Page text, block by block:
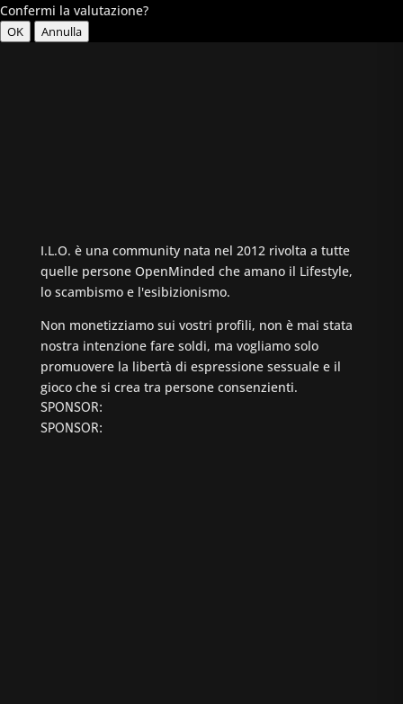
Confermi la valutazione?
OK Annulla
I.L.O. è una community nata nel 2012 rivolta a tutte
quelle persone OpenMinded che amano il Lifestyle,
lo scambismo e l'esibizionismo.
Non monetizziamo sui vostri profili, non è mai stata
nostra intenzione fare soldi, ma vogliamo solo
promuovere la libertà di espressione sessuale e il
gioco che si crea tra persone consenzienti.
SPONSOR:
SPONSOR: